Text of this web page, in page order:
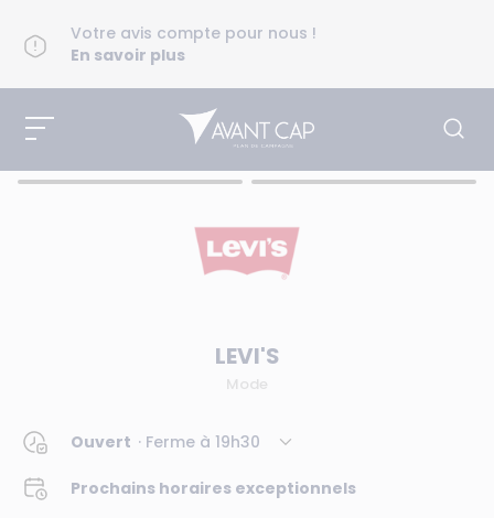
Votre avis compte pour nous !
En savoir plus
LEVI'S
Mode
Ouvert · Ferme à 19h30
Prochains horaires exceptionnels